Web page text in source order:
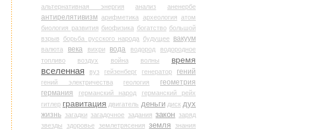
альтернативная энергия
анализ аненербе
антирелятивизм арифметика археология атом
биология развития биофизика богатство большой
взрыв
борьба русского народа будущее вакуум
валюта века вихри вода водород
водородное
топливо
воздух война волны
время
вселенная
вуз гейзенберг генератор гений
гений электричества геология
геометрия
германия
германский народ
германский рейх
гитлер гравитация двигатель деньги диск дух
жизнь загадки загадочное задания закон заряд
звезды
здоровье землетрясения земля
знания